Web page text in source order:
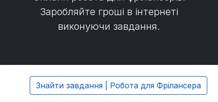
Заробляйте гроші в інтернеті
виконуючи завдання.
Знайти завдання | Робота для Фрілансера